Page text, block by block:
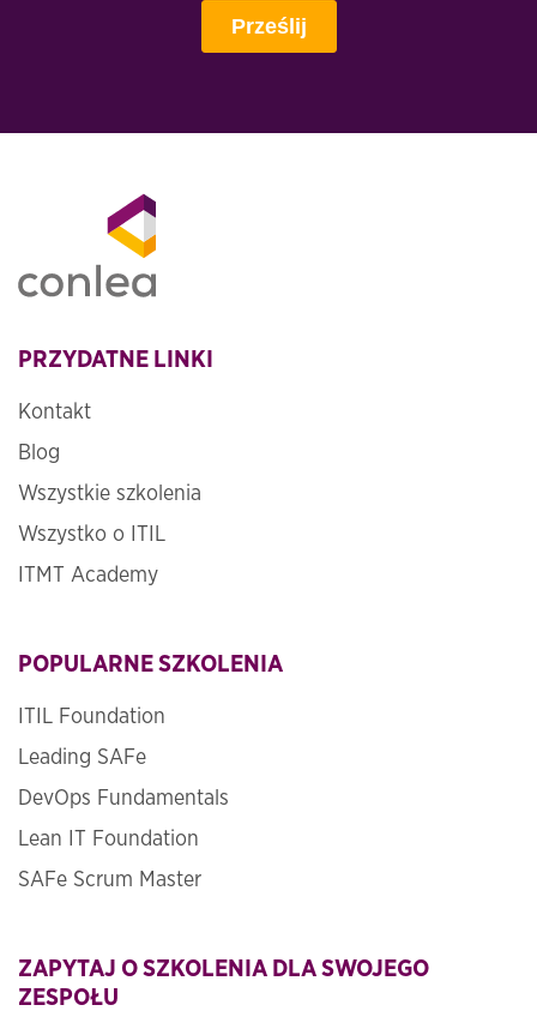
PRZYDATNE LINKI
Kontakt
Blog
Wszystkie szkolenia
Wszystko o ITIL
ITMT Academy
POPULARNE SZKOLENIA
ITIL Foundation
Leading SAFe
DevOps Fundamentals
Lean IT Foundation
SAFe Scrum Master
ZAPYTAJ O SZKOLENIA DLA SWOJEGO
ZESPOŁU